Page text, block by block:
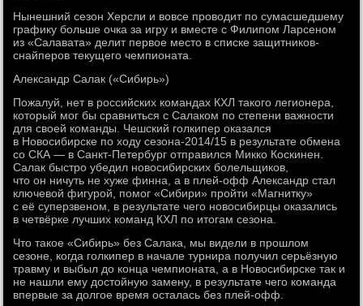
Нынешний сезон Херсли и вовсе проводит по сумасшедшему
графику больше очка за игру и вместе с Филипом Ларсеном
из «Салавата» делит первое место в списке защитников-
снайперов текущего чемпионата.
Александр Салак («Сибирь»)
Пожалуй, нет в российских командах КХЛ такого легионера,
который мог бы сравниться с Салаком по степени важности
для своей команды. Чешский голкипер оказался
в Новосибирске по ходу сезона-2014/15 в результате обмена
со СКА — в Санкт-Петербург отправился Микко Коскинен.
Салак быстро убедил новосибирских болельщиков,
что он ничуть не хуже финна, а в плей-офф Александр стал
ключевой фигурой, помог «Сибири» пройти «Магнитку»
с её суперзвеном, в результате чего новосибирцы оказались
в четвёрке лучших команд КХЛ по итогам сезона.
Что такое «Сибирь» без Салака, мы видели в прошлом
сезоне, когда голкипер в начале турнира получил серьёзную
травму и выбыл до конца чемпионата, а в Новосибирске так и
не нашли ему достойную замену, в результате чего команда
впервые за долгое время осталась без плей-офф.